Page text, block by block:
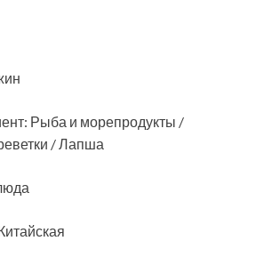
Рыба и морепродукты /
/ Лапша